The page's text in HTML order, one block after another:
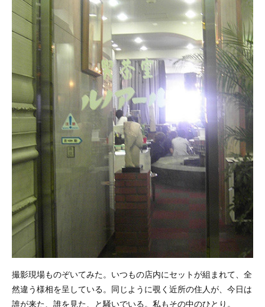
撮影現場ものぞいてみた。いつもの店内にセットが組まれて、全
然違う様相を呈している。同じように覗く近所の住人が、今日は
誰が来た、誰を見た、と騒いでいる。私もその中のひとり。